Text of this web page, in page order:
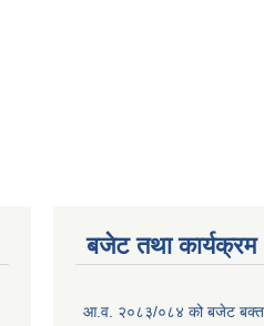
बजेट तथा कार्यक्रम
आ.व. २०८३/०८४ को बजेट